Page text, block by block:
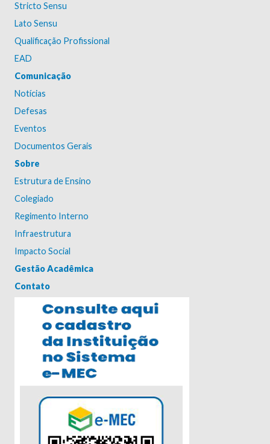
Stricto Sensu
Lato Sensu
Qualificação Profissional
EAD
Comunicação
Notícias
Defesas
Eventos
Documentos Gerais
Sobre
Estrutura de Ensino
Colegiado
Regimento Interno
Infraestrutura
Impacto Social
Gestão Acadêmica
Contato